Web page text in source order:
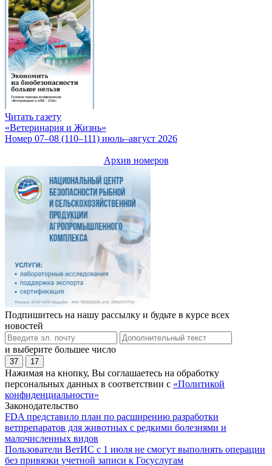
Читать газету
«Ветеринария и Жизнь»
Номер 07–08 (110–111) июль–август 2026
Архив номеров
Подпишитесь на нашу рассылку и будьте в курсе всех
новостей
и выберите большее число
37 17
Нажимая на кнопку, Вы соглашаетесь на обработку
персональных данных в соответствии с «Политикой
конфиденциальности»
Законодательство
FDA представило план по расширению разработки
ветпрепаратов для животных с редкими болезнями и
малочисленных видов
Пользователи ВетИС с 1 июля не смогут выполнять операции
без привязки учетной записи к Госуслугам